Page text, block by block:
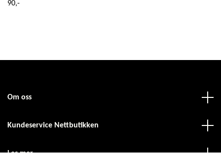
90,-
Om oss
Kundeservice Nettbutikken